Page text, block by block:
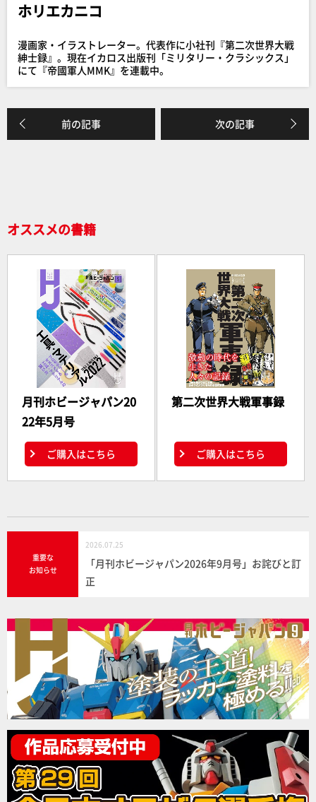
o
o
k
ホリエカニコ
漫画家・イラストレーター。代表作に小社刊『第二次世界大戦
紳士録』。現在イカロス出版刊「ミリタリー・クラシックス」
にて『帝國軍人MMK』を連載中。
前の記事 次の記事
オススメの書籍
月刊ホビージャパン20
22年5月号
ご購入はこちら
第二次世界大戦軍事録
ご購入はこちら
重要な
お知らせ
2026.07.25
「月刊ホビージャパン2026年9月号」お詫びと訂
正